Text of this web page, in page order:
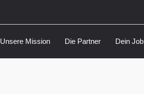
Unsere Mission Die Partner Dein Job